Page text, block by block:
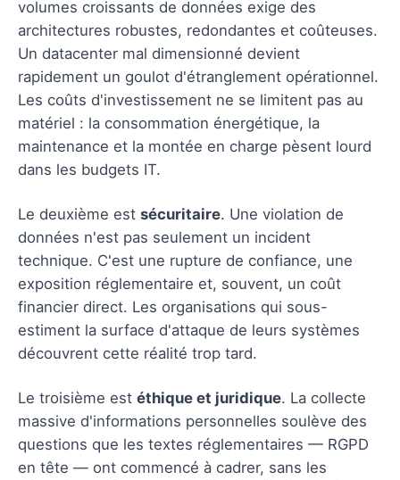
volumes croissants de données exige des
architectures robustes, redondantes et coûteuses.
Un datacenter mal dimensionné devient
rapidement un goulot d'étranglement opérationnel.
Les coûts d'investissement ne se limitent pas au
matériel : la consommation énergétique, la
maintenance et la montée en charge pèsent lourd
dans les budgets IT.
Le deuxième est sécuritaire. Une violation de
données n'est pas seulement un incident
technique. C'est une rupture de confiance, une
exposition réglementaire et, souvent, un coût
financier direct. Les organisations qui sous-
estiment la surface d'attaque de leurs systèmes
découvrent cette réalité trop tard.
Le troisième est éthique et juridique. La collecte
massive d'informations personnelles soulève des
questions que les textes réglementaires — RGPD
en tête — ont commencé à cadrer, sans les